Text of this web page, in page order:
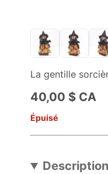
La gentille
40,00 $ CA
Épuisé
Description